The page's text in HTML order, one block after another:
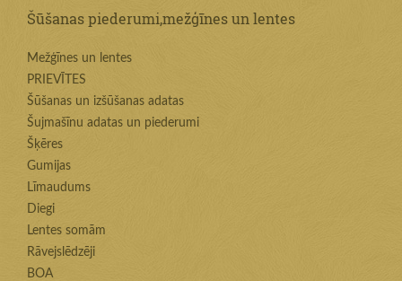
Šūšanas piederumi,mežģīnes un lentes
Mežģīnes un lentes
PRIEVĪTES
Šūšanas un izšūšanas adatas
Šujmašīnu adatas un piederumi
Šķēres
Gumijas
Līmaudums
Diegi
Lentes somām
Rāvejslēdzēji
BOA